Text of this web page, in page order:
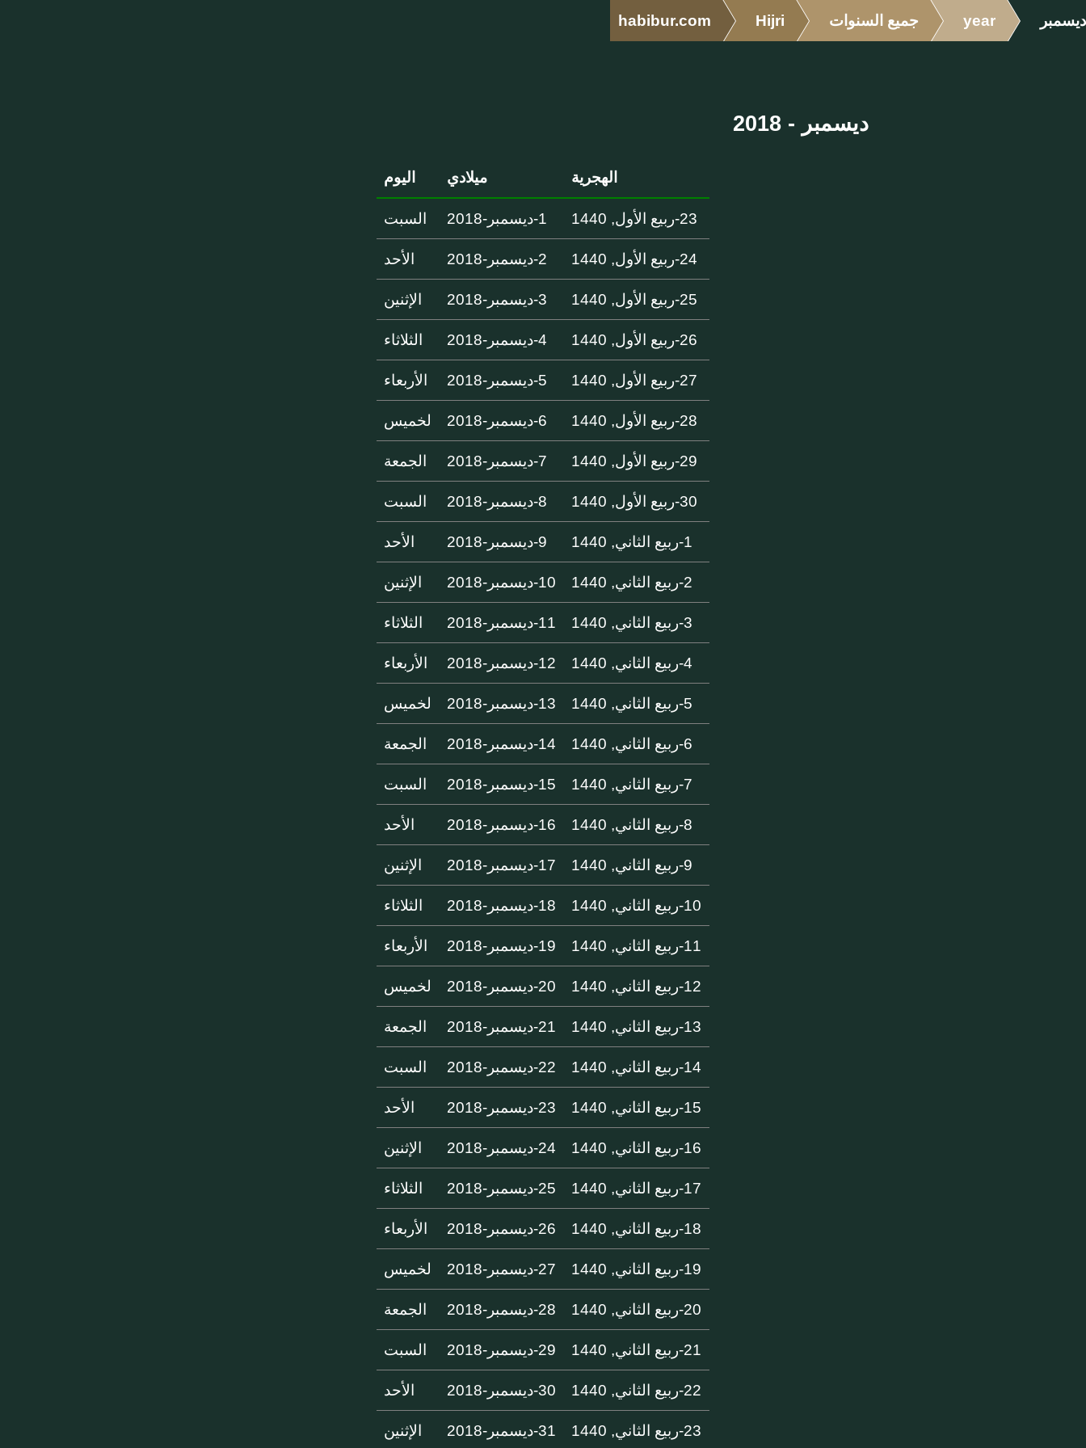
habibur.com Hijri جميع السنوات year ديسمبر
ديسمبر - 2018
الهجرية ميلادي اليوم
23-ربيع الأول, 1440 1-ديسمبر-2018 السبت
24-ربيع الأول, 1440 2-ديسمبر-2018 الأحد
25-ربيع الأول, 1440 3-ديسمبر-2018 الإثنين
26-ربيع الأول, 1440 4-ديسمبر-2018 الثلاثاء
27-ربيع الأول, 1440 5-ديسمبر-2018 الأربعاء
28-ربيع الأول, 1440 6-ديسمبر-2018 لخميس
29-ربيع الأول, 1440 7-ديسمبر-2018 الجمعة
30-ربيع الأول, 1440 8-ديسمبر-2018 السبت
1-ربيع الثاني, 1440 9-ديسمبر-2018 الأحد
2-ربيع الثاني, 1440 10-ديسمبر-2018 الإثنين
3-ربيع الثاني, 1440 11-ديسمبر-2018 الثلاثاء
4-ربيع الثاني, 1440 12-ديسمبر-2018 الأربعاء
5-ربيع الثاني, 1440 13-ديسمبر-2018 لخميس
6-ربيع الثاني, 1440 14-ديسمبر-2018 الجمعة
7-ربيع الثاني, 1440 15-ديسمبر-2018 السبت
8-ربيع الثاني, 1440 16-ديسمبر-2018 الأحد
9-ربيع الثاني, 1440 17-ديسمبر-2018 الإثنين
10-ربيع الثاني, 1440 18-ديسمبر-2018 الثلاثاء
11-ربيع الثاني, 1440 19-ديسمبر-2018 الأربعاء
12-ربيع الثاني, 1440 20-ديسمبر-2018 لخميس
13-ربيع الثاني, 1440 21-ديسمبر-2018 الجمعة
14-ربيع الثاني, 1440 22-ديسمبر-2018 السبت
15-ربيع الثاني, 1440 23-ديسمبر-2018 الأحد
16-ربيع الثاني, 1440 24-ديسمبر-2018 الإثنين
17-ربيع الثاني, 1440 25-ديسمبر-2018 الثلاثاء
18-ربيع الثاني, 1440 26-ديسمبر-2018 الأربعاء
19-ربيع الثاني, 1440 27-ديسمبر-2018 لخميس
20-ربيع الثاني, 1440 28-ديسمبر-2018 الجمعة
21-ربيع الثاني, 1440 29-ديسمبر-2018 السبت
22-ربيع الثاني, 1440 30-ديسمبر-2018 الأحد
23-ربيع الثاني, 1440 31-ديسمبر-2018 الإثنين